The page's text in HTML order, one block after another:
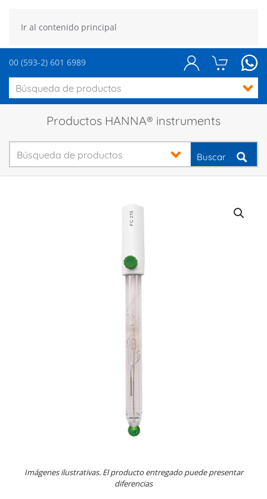
Ir al contenido principal
00 (593-2) 601 6989
Productos HANNA® instruments
Buscar
Imágenes ilustrativas. El producto entregado puede presentar
diferencias